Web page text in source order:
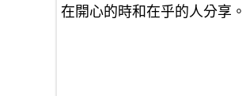
在開心的時和在乎的人分享。